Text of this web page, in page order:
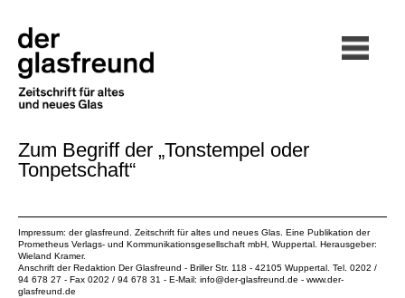
Zum Begriff der „Tonstempel oder
Tonpetschaft“
Impressum: der glasfreund. Zeitschrift für altes und neues Glas. Eine Publikation der
Prometheus Verlags- und Kommunikationsgesellschaft mbH , Wuppertal. Herausgeber:
Wieland Kramer.
Anschrift der Redaktion Der Glasfreund - Briller Str. 118 - 42105 Wuppertal. Tel. 0202 /
94 678 27 - Fax 0202 / 94 678 31 - E-Mail: info@der-glasfreund.de - www.der-
glasfreund.de